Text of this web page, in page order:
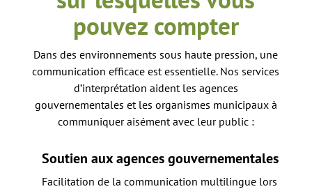
pouvez compter
Dans des environnements sous haute pression, une
communication efficace est essentielle. Nos services
d’interprétation aident les agences
gouvernementales et les organismes municipaux à
communiquer aisément avec leur public :
Soutien aux agences gouvernementales
Facilitation de la communication multilingue lors